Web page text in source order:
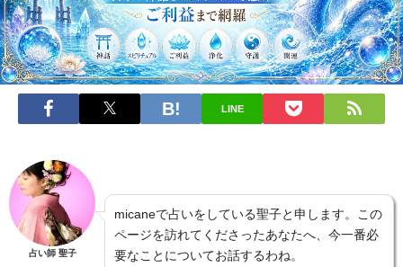
LINE
占い師 聖子
micaneで占いをしている聖子と申します。この
ページを訪れてくださったあなたへ、今一番必
要なことについてお話するわね。